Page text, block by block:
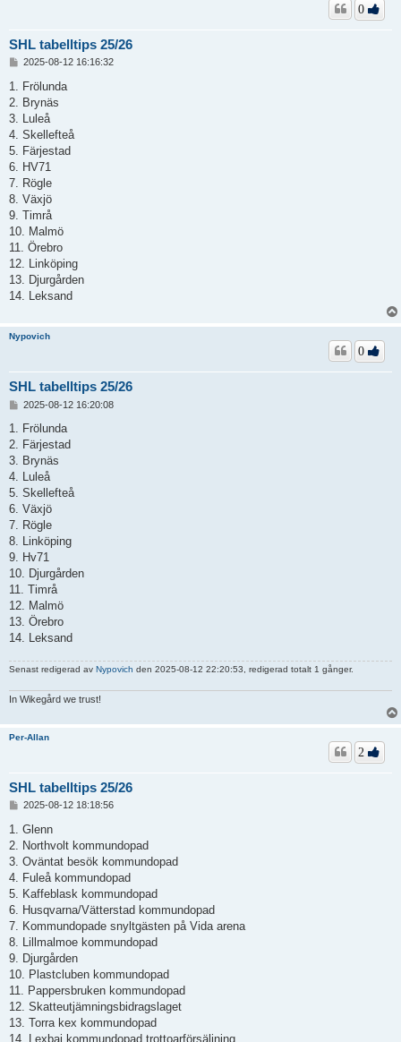
SHL tabelltips 25/26
0
ä
g
g
2025-08-12 16:16:32
1. Frölunda
2. Brynäs
3. Luleå
4. Skellefteå
5. Färjestad
6. HV71
7. Rögle
8. Växjö
9. Timrå
10. Malmö
11. Örebro
12. Linköping
13. Djurgården
14. Leksand
Nypovich
SHL tabelltips 25/26
0
ä
g
g
2025-08-12 16:20:08
1. Frölunda
2. Färjestad
3. Brynäs
4. Luleå
5. Skellefteå
6. Växjö
7. Rögle
8. Linköping
9. Hv71
10. Djurgården
11. Timrå
12. Malmö
13. Örebro
14. Leksand
Senast redigerad av Nypovich den 2025-08-12 22:20:53, redigerad totalt 1 gånger.
In Wikegård we trust!
Per-Allan
SHL tabelltips 25/26
2
ä
g
g
2025-08-12 18:18:56
1. Glenn
2. Northvolt kommundopad
3. Oväntat besök kommundopad
4. Fuleå kommundopad
5. Kaffeblask kommundopad
6. Husqvarna/Vätterstad kommundopad
7. Kommundopade snyltgästen på Vida arena
8. Lillmalmoe kommundopad
9. Djurgården
10. Plastcluben kommundopad
11. Pappersbruken kommundopad
12. Skatteutjämningsbidragslaget
13. Torra kex kommundopad
14. Lexbaj kommundopad trottoarförsäljning